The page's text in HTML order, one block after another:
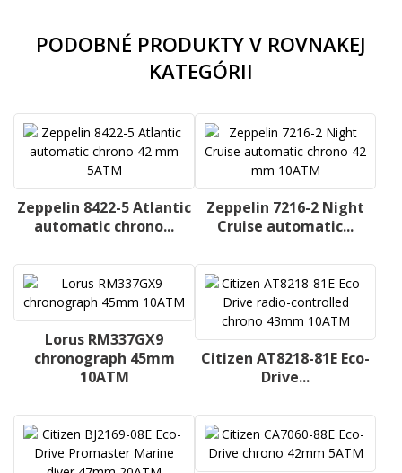
PODOBNÉ PRODUKTY V ROVNAKEJ
KATEGÓRII
Zeppelin 8422-5 Atlantic
automatic chrono...
Zeppelin 7216-2 Night
Cruise automatic...
Lorus RM337GX9
chronograph 45mm
10ATM
Citizen AT8218-81E Eco-
Drive...